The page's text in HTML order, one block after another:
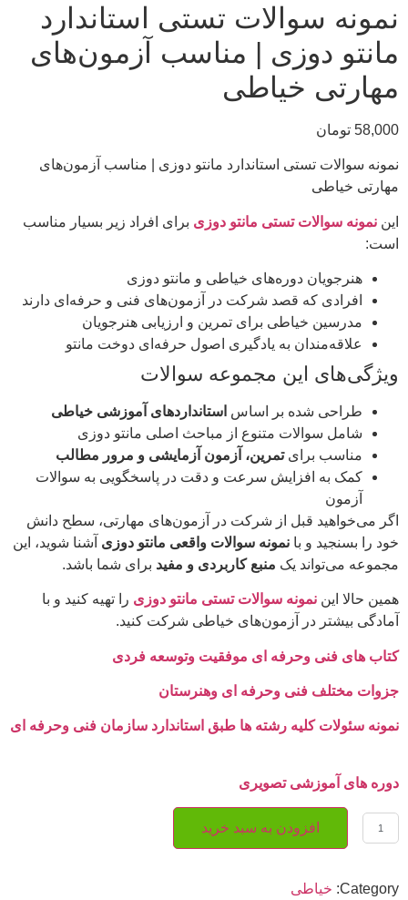
نمونه سوالات تستی استاندارد
مانتو دوزی | مناسب آزمون‌های
مهارتی خیاطی
58,000 تومان
نمونه سوالات تستی استاندارد مانتو دوزی | مناسب آزمون‌های
مهارتی خیاطی
این نمونه سوالات تستی مانتو دوزی برای افراد زیر بسیار مناسب
است:
هنرجویان دوره‌های خیاطی و مانتو دوزی
افرادی که قصد شرکت در آزمون‌های فنی و حرفه‌ای دارند
مدرسین خیاطی برای تمرین و ارزیابی هنرجویان
علاقه‌مندان به یادگیری اصول حرفه‌ای دوخت مانتو
ویژگی‌های این مجموعه سوالات
طراحی شده بر اساس استانداردهای آموزشی خیاطی
شامل سوالات متنوع از مباحث اصلی مانتو دوزی
مناسب برایتمرین، آزمون آزمایشی و مرور مطالب
کمک به افزایش سرعت و دقت در پاسخگویی به سوالات
آزمون
اگر می‌خواهید قبل از شرکت در آزمون‌های مهارتی، سطح دانش
خود را بسنجید و با نمونه سوالات واقعی مانتو دوزی آشنا شوید، این
مجموعه می‌تواند یک منبع کاربردی و مفید برای شما باشد.
همین حالا این نمونه سوالات تستی مانتو دوزی را تهیه کنید و با
آمادگی بیشتر در آزمون‌های خیاطی شرکت کنید.
کتاب های فنی وحرفه ای موفقیت وتوسعه فردی
جزوات مختلف فنی وحرفه ای وهنرستان
نمونه سئولات کلیه رشته ها طبق استاندارد سازمان فنی وحرفه ای
دوره های آموزشی تصویری
افزودن به سبد خرید
Category: خیاطی